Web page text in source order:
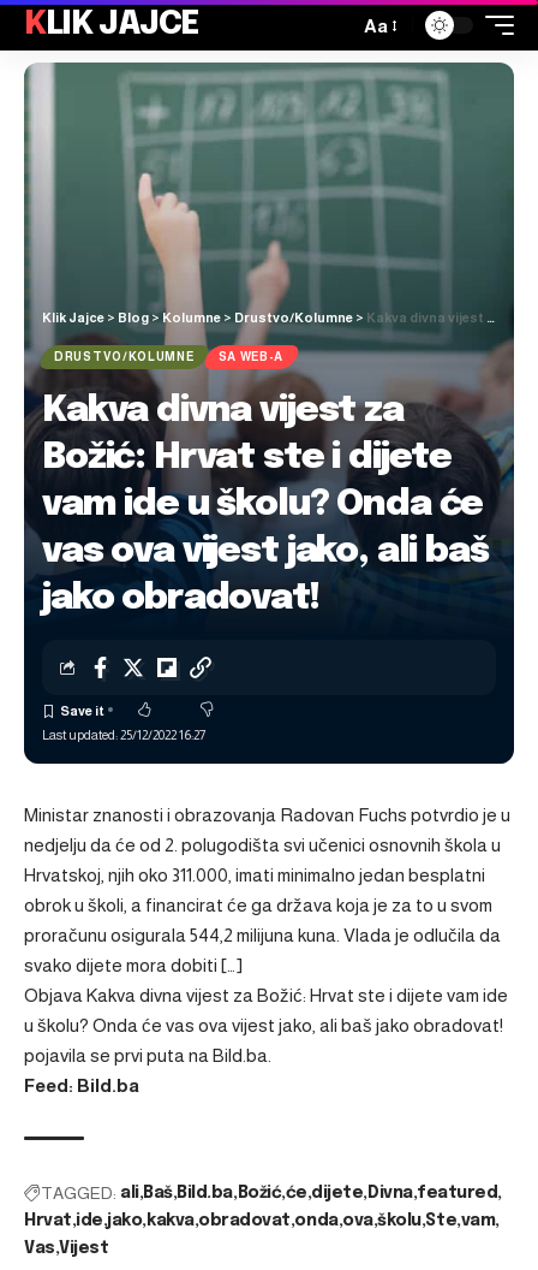
KLIK JAJCE Aa
Klik Jajce > Blog > Kolumne > Drustvo/Kolumne > Kakva divna vijest za Božić: Hrvat ste i dijete vam ide u školu? Onda će vas ova vijest jako, ali baš jako obradovat!
DRUSTVO/KOLUMNE SA WEB-A
Kakva divna vijest za
Božić: Hrvat ste i dijete
vam ide u školu? Onda će
vas ova vijest jako, ali baš
jako obradovat!
Last updated: 25/12/2022 16:27
Ministar znanosti i obrazovanja Radovan Fuchs potvrdio je u
nedjelju da će od 2. polugodišta svi učenici osnovnih škola u
Hrvatskoj, njih oko 311.000, imati minimalno jedan besplatni
obrok u školi, a financirat će ga država koja je za to u svom
proračunu osigurala 544,2 milijuna kuna. Vlada je odlučila da
svako dijete mora dobiti […]
Objava Kakva divna vijest za Božić: Hrvat ste i dijete vam ide
u školu? Onda će vas ova vijest jako, ali baš jako obradovat!
pojavila se prvi puta na Bild.ba
Feed: Bild.ba
TAGGED: ali Baš Bild.ba Božić će dijete Divna featured
Hrvat ide jako kakva obradovat onda ova školu Ste vam
Vas Vijest